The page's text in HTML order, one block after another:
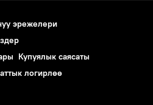
эрежелери
Купуялык саясаты
логирлөө